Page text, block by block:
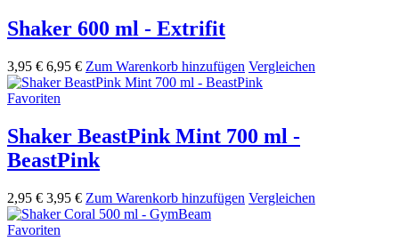
Shaker 600 ml - Extrifit
3,95 € 6,95 € Zum Warenkorb hinzufügen Vergleichen
Favoriten
Shaker BeastPink Mint 700 ml -
BeastPink
2,95 € 3,95 € Zum Warenkorb hinzufügen Vergleichen
Favoriten